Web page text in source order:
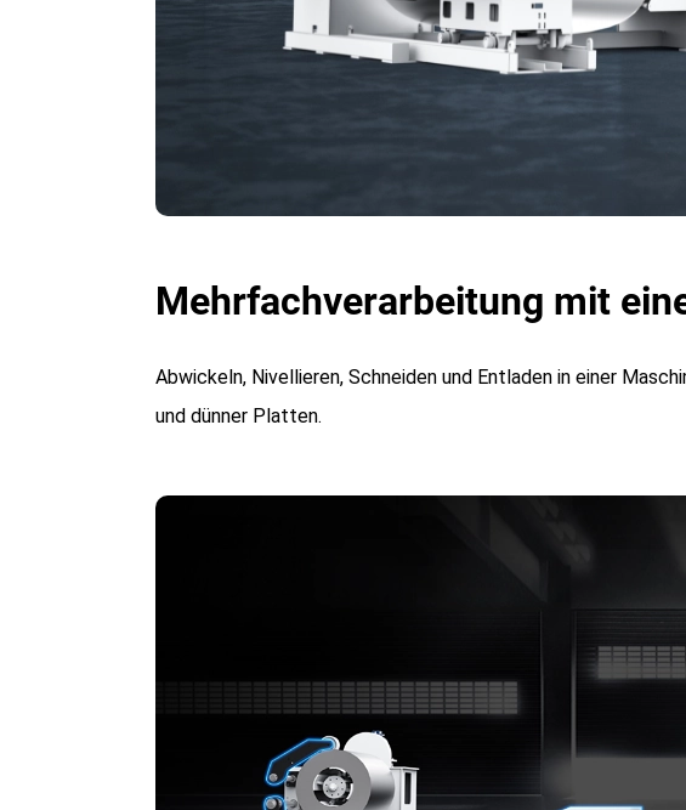
Mehrfachverarbeitung mit
Abwickeln, Nivellieren, Schneiden und Entladen in einer
und dünner Platten.